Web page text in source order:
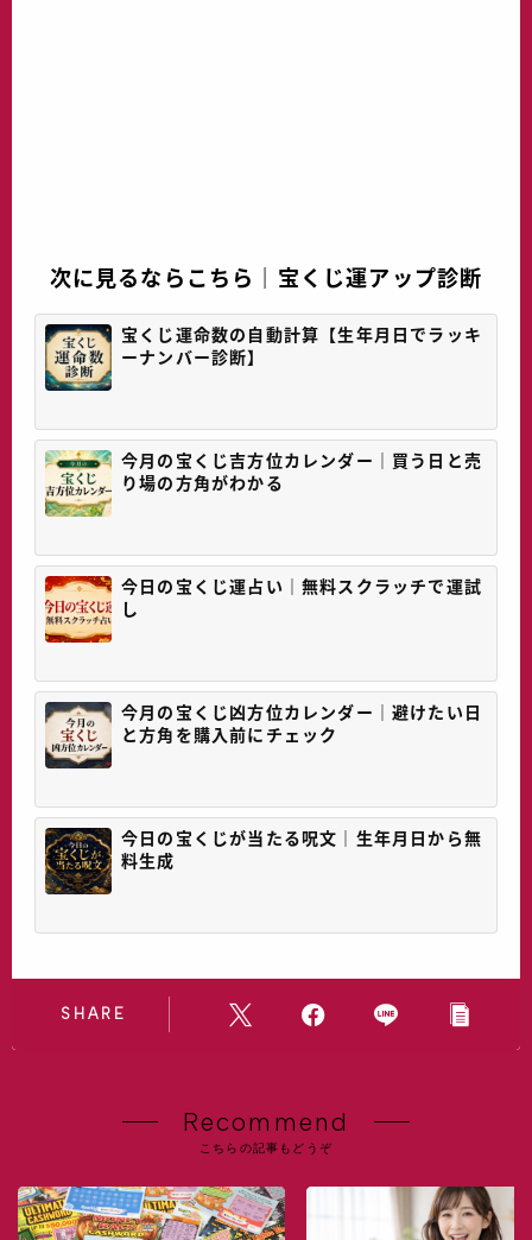
次に見るならこちら｜宝くじ運アップ診断
宝くじ運命数の自動計算【生年月日でラッキ
ーナンバー診断】
今月の宝くじ吉方位カレンダー｜買う日と売
り場の方角がわかる
今日の宝くじ運占い｜無料スクラッチで運試
し
今月の宝くじ凶方位カレンダー｜避けたい日
と方角を購入前にチェック
今日の宝くじが当たる呪文｜生年月日から無
料生成
SHARE
Recommend
こちらの記事もどうぞ